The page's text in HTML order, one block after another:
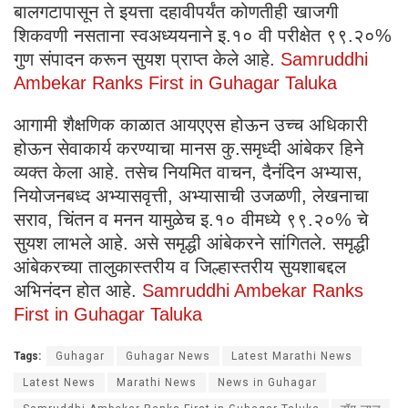
बालगटापासून ते इयत्ता दहावीपर्यंत कोणतीही खाजगी
शिकवणी नसताना स्वअध्ययनाने इ.१० वी परीक्षेत ९९.२०%
गुण संपादन करून सुयश प्राप्त केले आहे. Samruddhi
Ambekar Ranks First in Guhagar Taluka
आगामी शैक्षणिक काळात आयएएस होऊन उच्च अधिकारी
होऊन सेवाकार्य करण्याचा मानस कु.समृध्दी आंबेकर हिने
व्यक्त केला आहे. तसेच नियमित वाचन, दैनंदिन अभ्यास,
नियोजनबध्द अभ्यासवृत्ती, अभ्यासाची उजळणी, लेखनाचा
सराव, चिंतन व मनन यामुळेच इ.१० वीमध्ये ९९.२०% चे
सुयश लाभले आहे. असे समृद्धी आंबेकरने सांगितले. समृद्धी
आंबेकरच्या तालुकास्तरीय व जिल्हास्तरीय सुयशाबद्दल
अभिनंदन होत आहे. Samruddhi Ambekar Ranks
First in Guhagar Taluka
Tags: Guhagar Guhagar News Latest Marathi News
Latest News Marathi News News in Guhagar